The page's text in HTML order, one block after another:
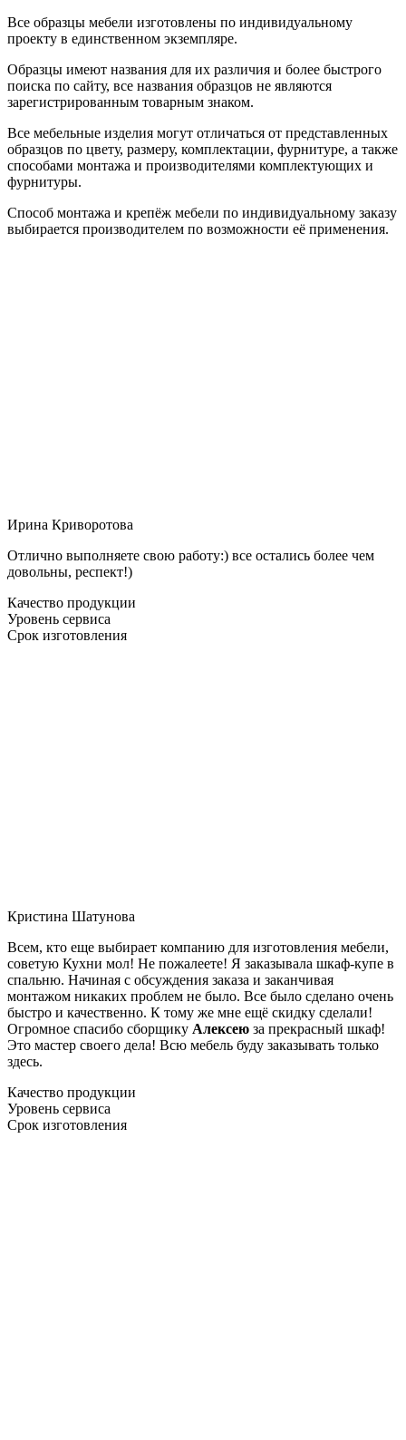
Все образцы мебели изготовлены по индивидуальному
проекту в единственном экземпляре.
Образцы имеют названия для их различия и более быстрого
поиска по сайту, все названия образцов не являются
зарегистрированным товарным знаком.
Все мебельные изделия могут отличаться от представленных
образцов по цвету, размеру, комплектации, фурнитуре, а также
способами монтажа и производителями комплектующих и
фурнитуры.
Способ монтажа и крепёж мебели по индивидуальному заказу
выбирается производителем по возможности её применения.
Ирина Криворотова
Отлично выполняете свою работу:) все остались более чем
довольны, респект!)
Качество продукции
Уровень сервиса
Срок изготовления
Кристина Шатунова
Всем, кто еще выбирает компанию для изготовления мебели,
советую Кухни мол! Не пожалеете! Я заказывала шкаф-купе в
спальню. Начиная с обсуждения заказа и заканчивая
монтажом никаких проблем не было. Все было сделано очень
быстро и качественно. К тому же мне ещё скидку сделали!
Огромное спасибо сборщику Алексею за прекрасный шкаф!
Это мастер своего дела! Всю мебель буду заказывать только
здесь.
Качество продукции
Уровень сервиса
Срок изготовления